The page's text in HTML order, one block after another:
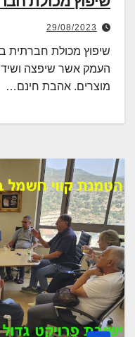
29/08/2023
שיפוץ מכולת חברתית
העמק אשר שיפצה
מוצרים. אהבת חינם…